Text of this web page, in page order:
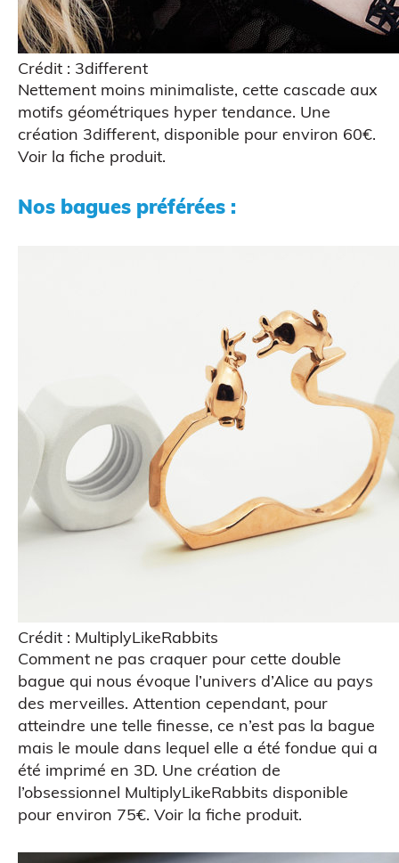
Figurine bobble head
Crédit : 3different
Nettement moins minimaliste, cette cascade aux
motifs géométriques hyper tendance. Une
création 3different, disponible pour environ 60€.
Voir la fiche produit.
Nos bagues préférées :
Crédit : MultiplyLikeRabbits
Comment ne pas craquer pour cette double
bague qui nous évoque l’univers d’Alice au pays
des merveilles. Attention cependant, pour
atteindre une telle finesse, ce n’est pas la bague
mais le moule dans lequel elle a été fondue qui a
été imprimé en 3D. Une création de
l’obsessionnel MultiplyLikeRabbits disponible
pour environ 75€. Voir la fiche produit.